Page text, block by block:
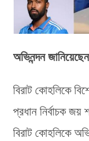
অভিনন্দন
বিরাট কোহলিকে
প্রধান নির্বাচক জয়
বিরাট কোহলিকে